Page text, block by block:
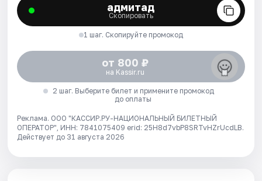
адмитад
Скопировать
1 шаг. Скопируйте промокод
от 800 ₽
на Kassir.ru
2 шаг. Выберите билет и примените промокод
до оплаты
Реклама. ООО "КАССИР.РУ-НАЦИОНАЛЬНЫЙ БИЛЕТНЫЙ
ОПЕРАТОР", ИНН: 7841075409 erid: 25H8d7vbP8SRTvHZrUcdLB.
Действует до 31 августа 2026